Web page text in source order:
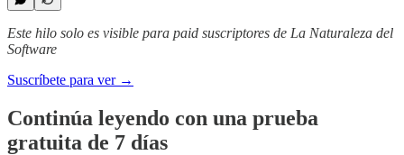
Este hilo solo es visible para paid suscriptores de La Naturaleza del
Software
Suscríbete para ver →
Continúa leyendo con una prueba
gratuita de 7 días